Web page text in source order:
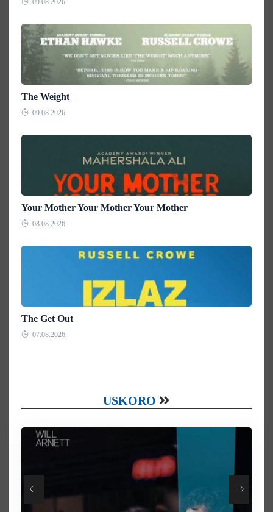
09.08.2026.
The Weight
09.08.2026.
Your Mother Your Mother Your Mother
08.08.2026.
The Get Out
07.08.2026.
USKORO